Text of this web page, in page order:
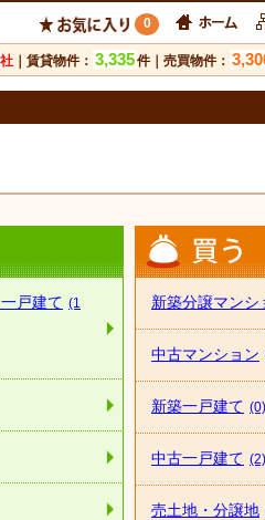
0
社 ｜賃貸物件： 3,335件｜売買物件：
戸建て (1 新築分譲マンシ
中古マンション
新築一戸建て (0)
中古一戸建て (2)
売土地・分譲地